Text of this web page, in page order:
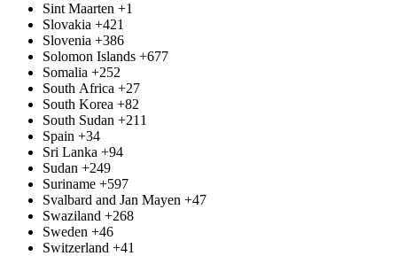
Sint Maarten +1
Slovakia +421
Slovenia +386
Solomon Islands +677
Somalia +252
South Africa +27
South Korea +82
South Sudan +211
Spain +34
Sri Lanka +94
Sudan +249
Suriname +597
Svalbard and Jan Mayen +47
Swaziland +268
Sweden +46
Switzerland +41